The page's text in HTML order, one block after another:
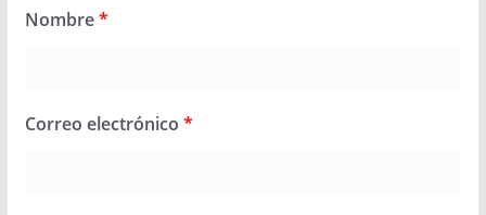
Nombre*
Correo electrónico *